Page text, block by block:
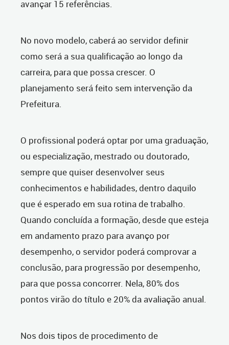
avançar 15 referências.
No novo modelo, caberá ao servidor definir
como será a sua qualificação ao longo da
carreira, para que possa crescer. O
planejamento será feito sem intervenção da
Prefeitura.
O profissional poderá optar por uma graduação,
ou especialização, mestrado ou doutorado,
sempre que quiser desenvolver seus
conhecimentos e habilidades, dentro daquilo
que é esperado em sua rotina de trabalho.
Quando concluída a formação, desde que esteja
em andamento prazo para avanço por
desempenho, o servidor poderá comprovar a
conclusão, para progressão por desempenho,
para que possa concorrer. Nela, 80% dos
pontos virão do título e 20% da avaliação anual.
Nos dois tipos de procedimento de